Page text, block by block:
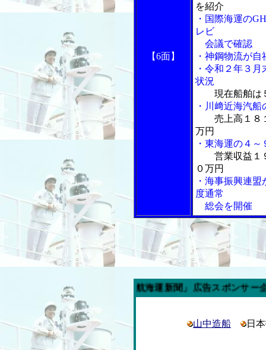
【6面】
を紹介
・国際海運の
レビ
会議で確認
・神鋼物流が
・令和２年３
状況
現在船舶は
・川﨑近海汽
売上高１８
万円
・東海運の４
営業収益１
０万円
・海事振興連
度通常
総会を開催
今週の「内航海運新聞」広告スポンサー企業
山中造船 日